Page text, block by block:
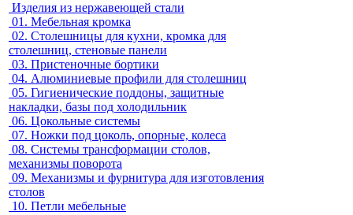
Изделия из нержавеющей стали
01. Мебельная кромка
02. Столешницы для кухни, кромка для
столешниц, стеновые панели
03. Пристеночные бортики
04. Алюминиевые профили для столешниц
05. Гигиенические поддоны, защитные
накладки, базы под холодильник
06. Цокольные системы
07. Ножки под цоколь, опорные, колеса
08. Системы трансформации столов,
механизмы поворота
09. Механизмы и фурнитура для изготовления
столов
10. Петли мебельные